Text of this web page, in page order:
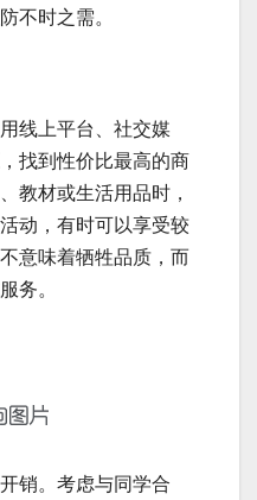
不时之需。
线上平台、社交媒
找到性价比最高的商
教材或生活用品时，
动，有时可以享受较
意味着牺牲品质，而
务。
销。考虑与同学合